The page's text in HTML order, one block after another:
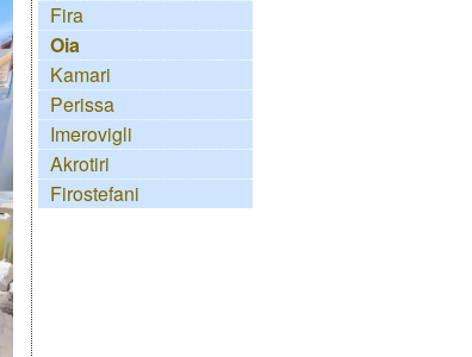
Fira
Oia
Kamari
Perissa
Imerovigli
Akrotiri
Firostefani